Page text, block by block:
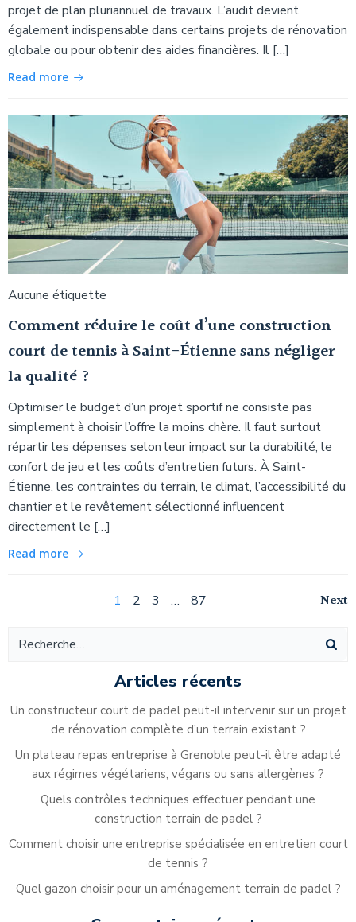
projet de plan pluriannuel de travaux. L’audit devient
également indispensable dans certains projets de rénovation
globale ou pour obtenir des aides financières. Il […]
Read more
Aucune étiquette
Comment réduire le coût d’une construction
court de tennis à Saint-Étienne sans négliger
la qualité ?
Optimiser le budget d’un projet sportif ne consiste pas
simplement à choisir l’offre la moins chère. Il faut surtout
répartir les dépenses selon leur impact sur la durabilité, le
confort de jeu et les coûts d’entretien futurs. À Saint-
Étienne, les contraintes du terrain, le climat, l’accessibilité du
chantier et le revêtement sélectionné influencent
directement le […]
Read more
Navigation
des
articles
Navigation
des
articles
Page
1 Page
2 Page
3 … Page
87 Next
Articles récents
Un constructeur court de padel peut-il intervenir sur un projet
de rénovation complète d’un terrain existant ?
Un plateau repas entreprise à Grenoble peut-il être adapté
aux régimes végétariens, végans ou sans allergènes ?
Quels contrôles techniques effectuer pendant une
construction terrain de padel ?
Comment choisir une entreprise spécialisée en entretien court
de tennis ?
Quel gazon choisir pour un aménagement terrain de padel ?